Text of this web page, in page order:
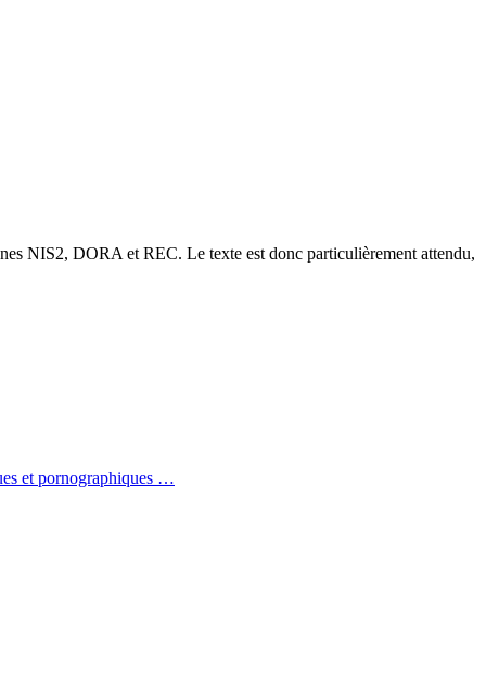
NIS2, DORA et REC. Le texte est donc particulièrement attendu,
et pornographiques …